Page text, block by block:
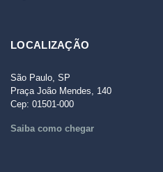
LOCALIZAÇÃO
São Paulo, SP
Praça João Mendes, 140
Cep: 01501-000
Saiba como chegar